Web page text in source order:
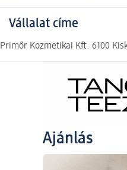
Vállalat címe
Primőr Kozmetikai Kft. 6100
Ajánlás